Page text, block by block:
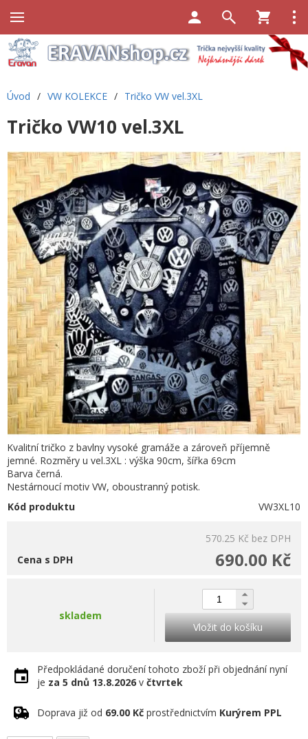
Úvod / VW KOLEKCE / Tričko VW vel.3XL
Tričko VW10 vel.3XL
Kvalitní tričko z bavlny vysoké gramáže a zároveň příjemně
jemné. Rozměry u vel.3XL : výška 90cm, šířka 69cm
Barva černá.
Nestárnoucí motiv VW, oboustranný potisk.
Kód produktu
VW3XL10
570.25 Kč bez DPH
690.00 Kč
Cena s DPH
skladem
Vložit do košíku
Předpokládané doručení tohoto zboží při objednání nyní
je za 5 dnů 13.8.2026 v čtvrtek
Doprava již od 69.00 Kč prostřednictvím Kurýrem PPL